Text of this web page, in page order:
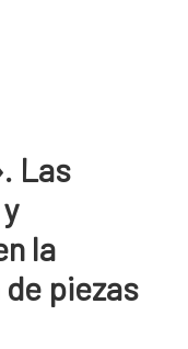
Las
la
piezas